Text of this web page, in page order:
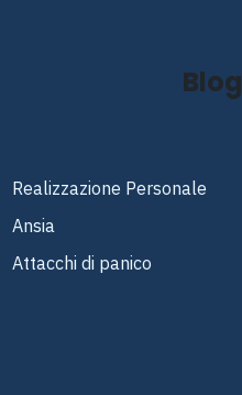
Blog
Realizzazione Personale
Ansia
Attacchi di panico